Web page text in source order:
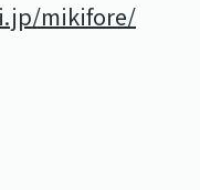
mikifore/